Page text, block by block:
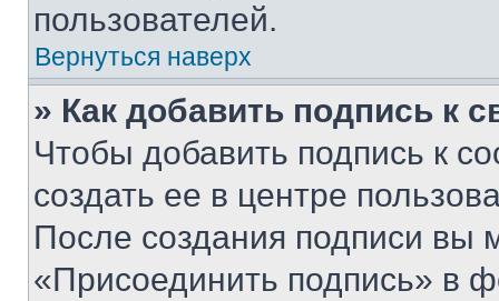
пользователей.
Вернуться наверх
» Как добавить подпись к
Чтобы добавить подпись к
создать ее в центре
После создания подписи вы
«Присоединить подпись» в